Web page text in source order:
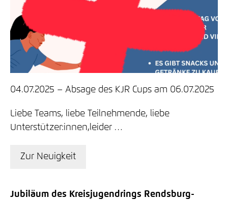
04.07.2025 Absage des KJR Cups am 06.07.2025
Liebe Teams, liebe Teilnehmende, liebe
Unterstützer:innen,leider …
Zur Neuigkeit
Jubiläum des Kreisjugendrings Rendsburg-